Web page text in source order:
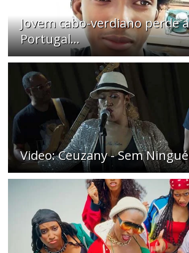
Jovem cabo-verdiano perde
Portugal...
Video: Ceuzany - Sem